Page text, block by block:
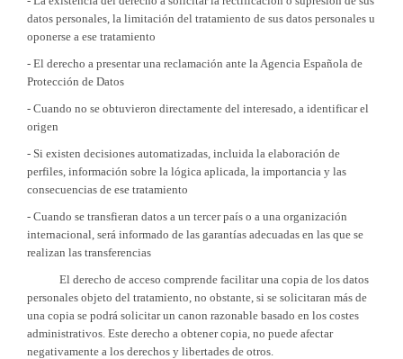
datos personales, la limitación del tratamiento de sus datos personales u
oponerse a ese tratamiento
- El derecho a presentar una reclamación ante la Agencia Española de
Protección de Datos
- Cuando no se obtuvieron directamente del interesado, a identificar el
origen
- Si existen decisiones automatizadas, incluida la elaboración de
perfiles, información sobre la lógica aplicada, la importancia y las
consecuencias de ese tratamiento
- Cuando se transfieran datos a un tercer país o a una organización
internacional, será informado de las garantías adecuadas en las que se
realizan las transferencias
El derecho de acceso comprende facilitar una copia de los datos
personales objeto del tratamiento, no obstante, si se solicitaran más de
una copia se podrá solicitar un canon razonable basado en los costes
administrativos. Este derecho a obtener copia, no puede afectar
negativamente a los derechos y libertades de otros.